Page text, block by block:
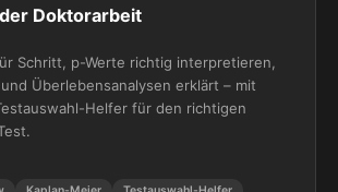
Doktorarbeit
Schritt, p-Werte richtig interpretieren,
Überlebensanalysen erklärt – mit
Helfer für den richtigen